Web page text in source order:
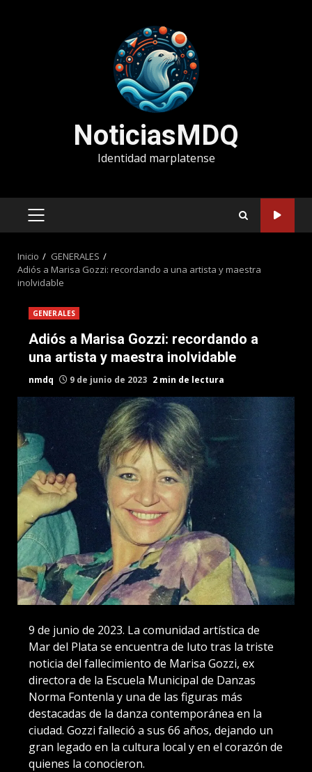
NoticiasMDQ
Identidad marplatense
MENÚ
Inicio
GENERALES
Adiós a Marisa Gozzi: recordando a una artista y maestra
inolvidable
GENERALES
Adiós a Marisa Gozzi: recordando a
una artista y maestra inolvidable
nmdq 9 de junio de 2023 2 min de lectura
9 de junio de 2023. La comunidad artística de
Mar del Plata se encuentra de luto tras la triste
noticia del fallecimiento de Marisa Gozzi, ex
directora de la Escuela Municipal de Danzas
Norma Fontenla y una de las figuras más
destacadas de la danza contemporánea en la
ciudad. Gozzi falleció a sus 66 años, dejando un
gran legado en la cultura local y en el corazón de
quienes la conocieron.